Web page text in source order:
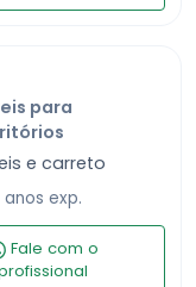
para
e carreto
anos exp.
Fale com o